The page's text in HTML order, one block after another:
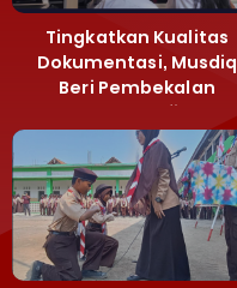
Tingkatkan Kualitas
Dokumentasi, Musdiq
Beri Pembekalan
Fotografi ‎